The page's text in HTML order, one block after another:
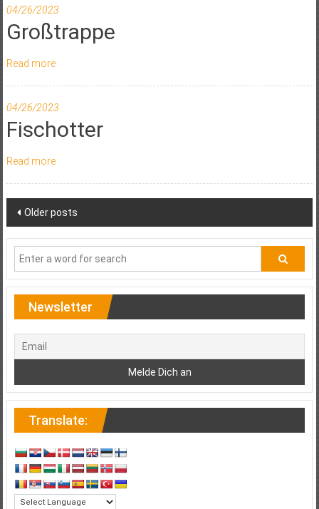
04/26/2023
Großtrappe
Read more
04/26/2023
Fischotter
Read more
Posts
navigation
Older posts
Newsletter
Translate: